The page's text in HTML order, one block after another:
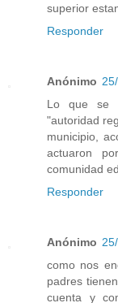
superior
Responder
Anónimo
Lo que se
"autoridad
municipio,
actuaron
comunidad
Responder
Anónimo
como nos
padres
cuenta y